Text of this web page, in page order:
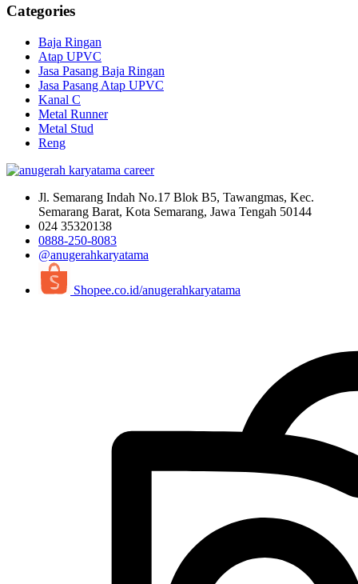
Categories
Baja Ringan
Atap UPVC
Jasa Pasang Baja Ringan
Jasa Pasang Atap UPVC
Kanal C
Metal Runner
Metal Stud
Reng
Jl. Semarang Indah No.17 Blok B5, Tawangmas, Kec.
Semarang Barat, Kota Semarang, Jawa Tengah 50144
024 35320138
0888-250-8083
@anugerahkaryatama
Shopee.co.id/anugerahkaryatama